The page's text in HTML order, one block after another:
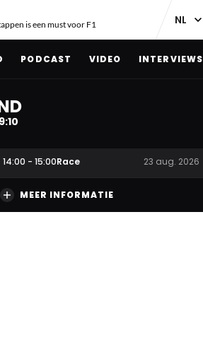
is een must voor F1
PODCAST VIDEO INTERVIEWS
:08
14:00 - 15:00Race 23 aug. 2026
MEER INFORMATIE